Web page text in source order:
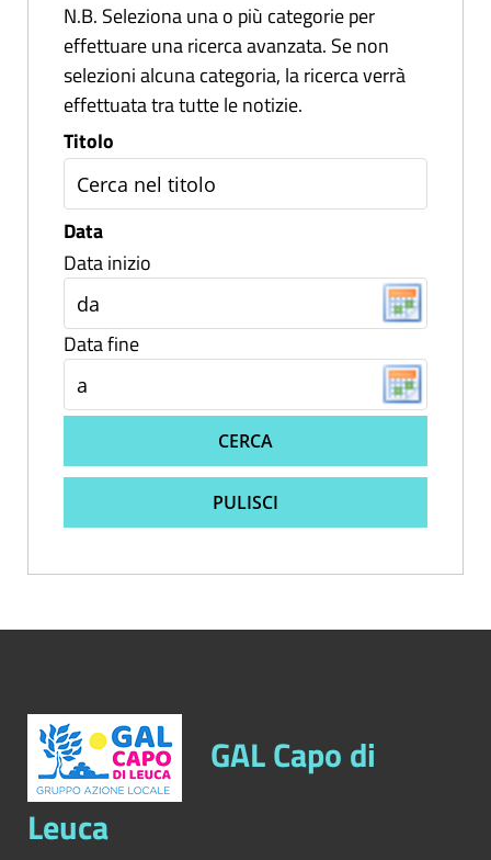
N.B. Seleziona una o più categorie per
effettuare una ricerca avanzata. Se non
selezioni alcuna categoria, la ricerca verrà
effettuata tra tutte le notizie.
Titolo
Data
Data inizio
Data fine
CERCA
PULISCI
GAL Capo di
Leuca